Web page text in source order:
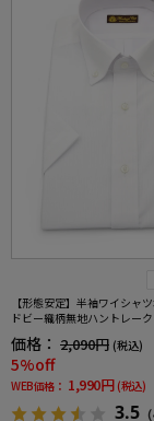
【形態安定】半袖ワイシャ
ドビー織柄無地ハントレー
価格： 2,090円 (税込)
5%off
WEB価格： 1,990円 (税込)
3.5